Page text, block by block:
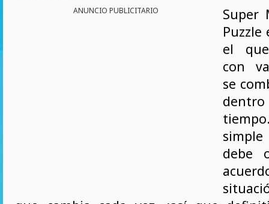
ANUNCIO PUBLICITARIO
Super
Puzzle
el
con
se
debe